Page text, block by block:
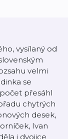
vysílaný od
velmi
se
přesáhl
chytrých
desek,
Ivan
i dvojice